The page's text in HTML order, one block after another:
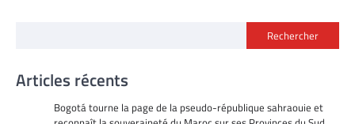
Rechercher
Articles récents
Bogotá tourne la page de la pseudo-république sahraouie et